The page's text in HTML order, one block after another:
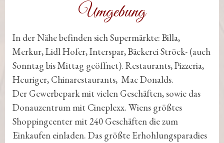
Umgebung
In der Nähe befinden sich Supermärkte: Billa,
Merkur, Lidl Hofer, Interspar, Bäckerei Ströck- (auch
Sonntag bis Mittag geöffnet). Restaurants, Pizzeria,
Heuriger, Chinarestaurants, Mac Donalds.
Der Gewerbepark mit vielen Geschäften, sowie das
Donauzentrum mit Cineplexx. Wiens größtes
Shoppingcenter mit 240 Geschäften die zum
Einkaufen einladen. Das größte Erhohlungsparadies